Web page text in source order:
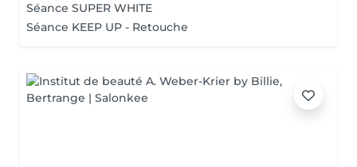
Séance SUPER WHITE
Séance KEEP UP - Retouche